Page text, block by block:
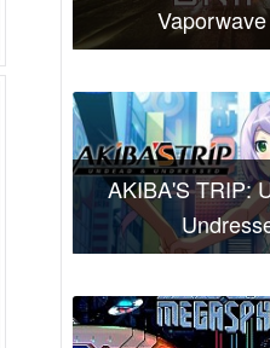
AKIBA'S TRIP: